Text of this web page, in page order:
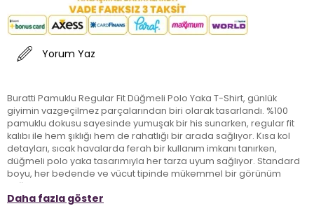
Yorum Yaz
Buratti Pamuklu Regular Fit Düğmeli Polo Yaka T-Shirt, günlük
giyimin vazgeçilmez parçalarından biri olarak tasarlandı. %100
pamuklu dokusu sayesinde yumuşak bir his sunarken, regular fit
kalıbı ile hem şıklığı hem de rahatlığı bir arada sağlıyor. Kısa kol
detayları, sıcak havalarda ferah bir kullanım imkanı tanırken,
düğmeli polo yaka tasarımıyla her tarza uyum sağlıyor. Standard
boyu, her bedende ve vücut tipinde mükemmel bir görünüm
sağlarken, bu T-shirtü hem günlük hem de daha şık kombinlerle
rahatlıkla kullanabilirsiniz. Rengini ve dokusunu korumak için
Daha fazla göster